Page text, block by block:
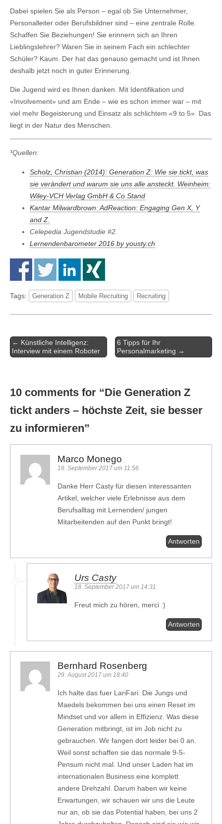
Dabei spielen Sie als Person – egal ob Sie Unternehmer,
Personalleiter oder Berufsbildner sind – eine zentrale Rolle.
Schaffen Sie Beziehungen! Sie erinnern sich an Ihren
Lieblingslehrer? Waren Sie in seinem Fach ein schlechter
Schüler? Kaum. Der hat das genauso gemacht und ist Ihnen
deshalb jetzt noch in guter Erinnerung.
Die Jugend wird es Ihnen danken. Mit Identifikation und
«Involvement» und am Ende – wie es schon immer war – mit
viel mehr Begeisterung und Einsatz als schlichtem «9 to 5». Das
liegt in der Natur des Menschen.
¹Quellen:
Scholz, Christian (2014): Generation Z: Wie sie tickt, was
sie verändert und warum sie uns alle ansteckt. Weinheim:
Wiley-VCH Verlag GmbH & Co Stand
Kantar Milwardbrown: AdReaction: Engaging Gen X, Y
and Z.
Celepedia Jugendstudie #2.
Lernendenbarometer 2016 by yousty.ch
Tags: Generation Z Mobile Recruiting Recruiting
Artikel-
Navigation
← Künstliche Intelligenz:
Interview mit einem Roboter
6 Tipps für Ihr
Personalmarketing →
10 comments for “Die Generation Z
tickt anders – höchste Zeit, sie besser
zu informieren”
Marco Monego
16. September 2017 um 11:56
Danke Herr Casty für diesen interessanten
Artikel, welcher viele Erlebnisse aus dem
Berufsalltag mit Lernenden/ jungen
Mitarbeitenden auf den Punkt bringt!
Antworten
Urs Casty
18. September 2017 um 14:31
Freut mich zu hören, merci :)
Antworten
Bernhard Rosenberg
29. August 2017 um 18:40
Ich halte das fuer LariFari. Die Jungs und
Maedels bekommen bei uns einen Reset im
Mindset und vor allem in Effizienz. Was diese
Generation mitbringt, ist im Job nicht zu
gebrauchen. Wir fangen dort leider bei 0 an.
Weil sonst schaffen sie das normale 9-5-
Pensum nicht mal. Und unser Laden hat im
internationalen Business eine komplett
andere Drehzahl. Darum haben wir keine
Erwartungen, wir schauen wir uns die Leute
nur an, ob sie das Potential haben, bei uns 2